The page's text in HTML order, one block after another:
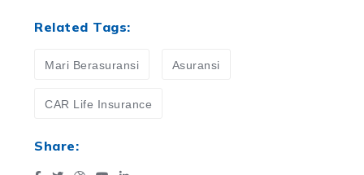
Related Tags:
Mari Berasuransi Asuransi
CAR Life Insurance
Share: